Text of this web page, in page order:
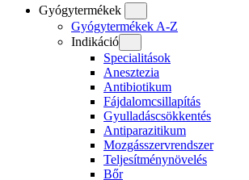
Gyógytermékek
Gyógytermékek A-Z
Indikáció
Specialitások
Anesztezia
Antibiotikum
Fájdalomcsillapítás
Gyulladáscsökkentés
Antiparazitikum
Mozgásszervrendszer
Teljesítménynövelés
Bőr